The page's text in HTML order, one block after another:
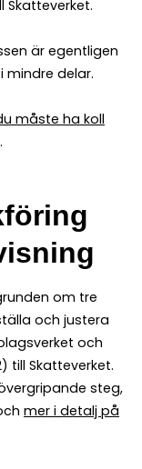
är egentligen
mindre delar.
måste ha koll
.
om tre
och justera
och
till Skatteverket.
steg,
mer i detalj på